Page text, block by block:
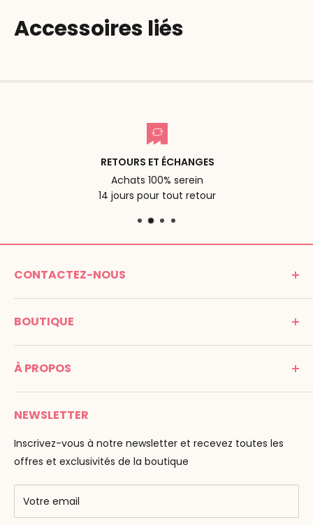
Accessoires liés
RETOURS ET ÉCHANGES
Achats 100% serein
14 jours pour tout retour
CONTACTEZ-NOUS
MONTESSORI SPIRIT
Promenade Jean Dalba
Tél : 05 53 61 21 26
Email :info@montessori-spirit.com
BOUTIQUE
C G V
Mentions légales
Paiement
Livraison
F.A.Q
À PROPOS
Montessori Spirit
Maria Montessori
La pédagogie
Nos marques
Centres de formation
Public Montessori
NEWSLETTER
Inscrivez-vous à notre newsletter et recevez toutes les
offres et exclusivités de la boutique
Votre email